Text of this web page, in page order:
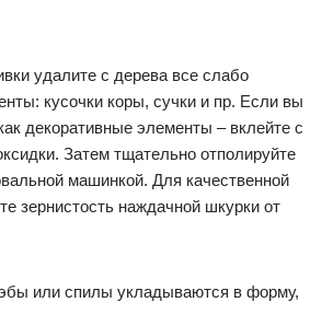
удалите с дерева все слабо
кусочки коры, сучки и пр. Если вы
декоративные элементы – вклейте с
Затем тщательно отполируйте
машинкой. Для качественной
зернистость наждачной шкурки от
или спилы укладываются в форму,